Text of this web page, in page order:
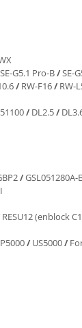
SE-G5.1 Pro-B/SE-
/ RW-F16/ RW-
/ DL2.5/
/GSL051280A-
RESU12 (enblock
/ US5000/